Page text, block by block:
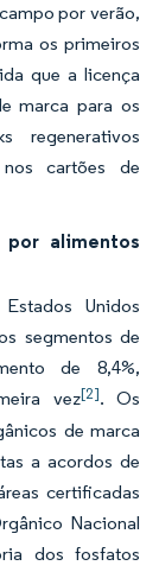
por verão,
os primeiros
que a licença
marca para os
regenerativos
cartões de
por alimentos
Unidos
segmentos de
de 8,4%,
vez[2]. Os
de marca
a acordos de
certificadas
Nacional
dos fosfatos